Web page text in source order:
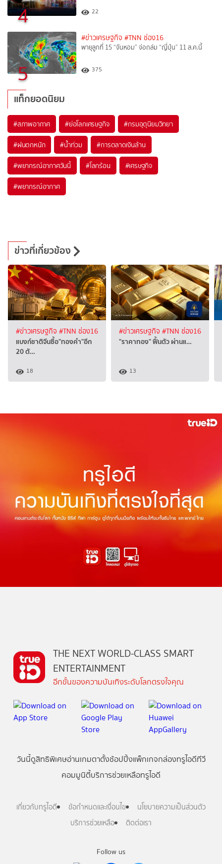
4 22
5
#ข่าวเศรษฐกิจ #TNN ช่อง16
พายุลูกที่ 15 “จันหอม” จ่อถล่ม “ญี่ปุ่น” 11 ส.ค.นี้
375
แท็กยอดนิยม
#สภาพอากาศ #ย่อโลกเศรษฐกิจ #กรมอุตุนิยมวิทยา
#ฝนตกหนัก #น้ำท่วม #การตลาดเงินล้าน
#พยากรณ์อากาศวันนี้ #โลกร้อน #เศรษฐกิจ
#พยากรณ์อากาศ
ข่าวที่เกี่ยวข้อง
#ข่าวเศรษฐกิจ #TNN ช่อง16
แบงก์ชาติจีนซื้อ"ทองคำ"อีก
20 ตั…
18
#ข่าวเศรษฐกิจ #TNN ช่อง16
"ราคาทอง" ฟื้นตัว ผ่านแ…
13
Follow us
THE NEXT WORLD-CLASS SMART
ENTERTAINMENT
อีกขั้นของความบันเทิงระดับโลกตรงใจคุณ
วันนี้ดูสิทธิพิเศษอ่านเกมตาตั้งช้อปปิ้งแพ็กเกจกล่องทรูไอดีทีวี
คอมมูนิตี้บริการช่วยเหลือทรูไอดี
เกี่ยวกับทรูไอดี ข้อกำหนดและเงื่อนไข
นโยบายความเป็นส่วนตัว
บริการช่วยเหลือ
ติดต่อเรา